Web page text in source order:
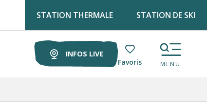
INFOS LIVE
Voir les favoris
STATION THERMALE STATION DE SKI
MENU